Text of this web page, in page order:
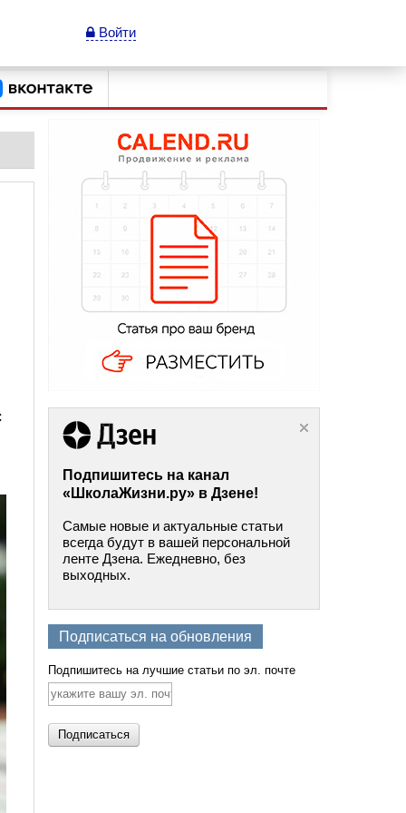
Войти
Подпишитесь на канал
«ШколаЖизни.ру» в Дзене!
Самые новые и актуальные статьи
всегда будут в вашей персональной
ленте Дзена. Ежедневно, без
выходных.
Подписаться на обновления
Подпишитесь на лучшие статьи по эл. почте